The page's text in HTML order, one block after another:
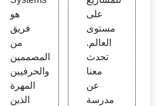
هو
فريق
من
المصممين
والحرفيين
المهرة
الذين
على
مستوى
العالم.
تحدث
معنا
عن
مدرسة